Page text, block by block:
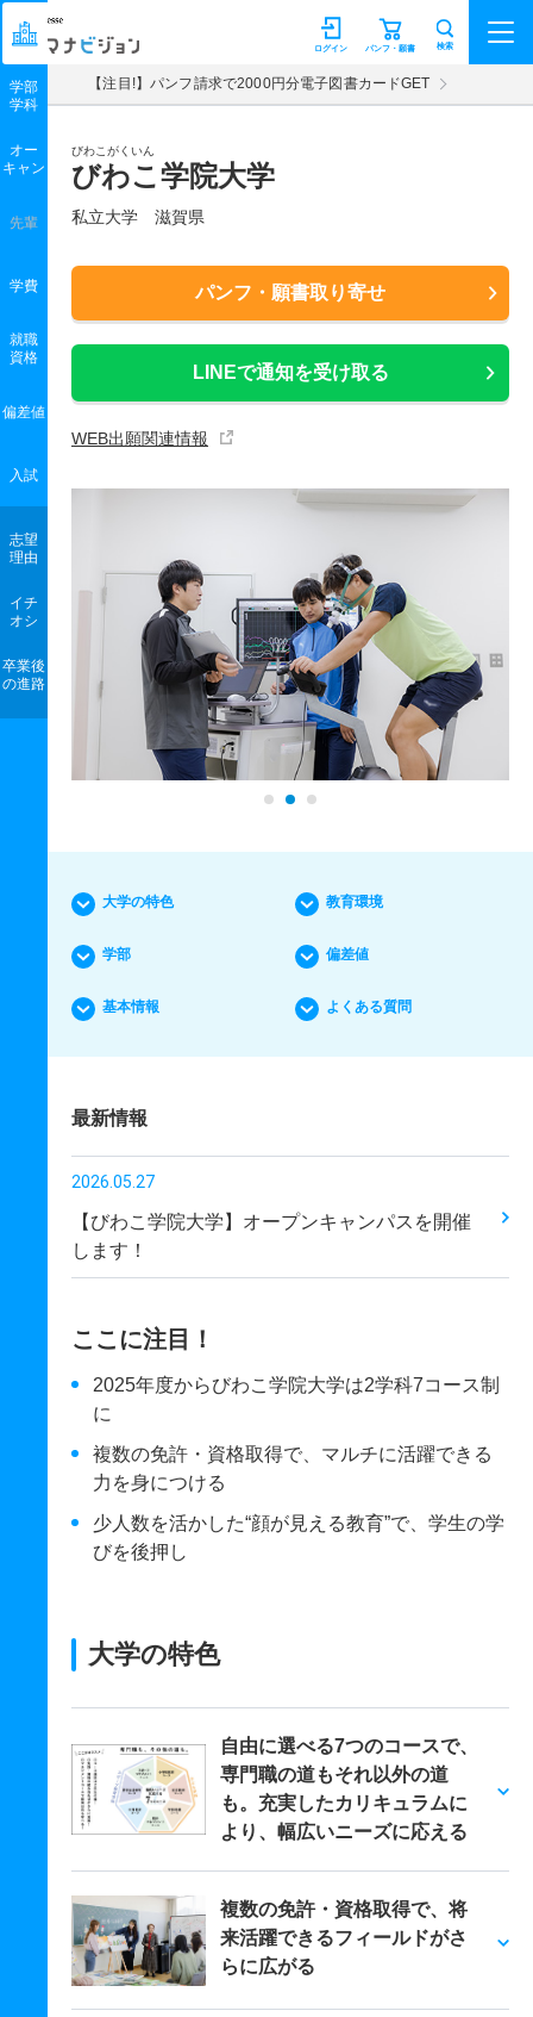
マナビジョン パンフ・願書
ログイン 検索
【注目!】パンフ請求で2000円分電子図書カードGET
びわこがくいん
びわこ学院大学
私立大学 滋賀県
パンフ・願書取り寄せ
LINEで通知を受け取る
WEB出願関連情報
学部
学科
オー
キャン
先輩
学費
就職
資格
偏差値
入試
志望
理由
イチ
オシ
卒業後
の進路
大学の特色 教育環境
学部 偏差値
基本情報 よくある質問
最新情報
2026.05.27
【びわこ学院大学】オープンキャンパスを開催
します！
ここに注目！
2025年度からびわこ学院大学は2学科7コース制
に
複数の免許・資格取得で、マルチに活躍できる
力を身につける
少人数を活かした“顔が見える教育”で、学生の学
びを後押し
大学の特色
自由に選べる7つのコースで、
専門職の道もそれ以外の道
も。充実したカリキュラムに
より、幅広いニーズに応える
複数の免許・資格取得で、将
来活躍できるフィールドがさ
らに広がる